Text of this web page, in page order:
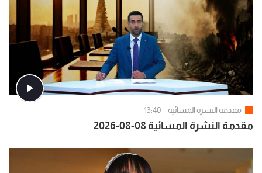
مقدمة النشرة المسائية 13:40
مقدمة النشرة المسائية 08-08-2026